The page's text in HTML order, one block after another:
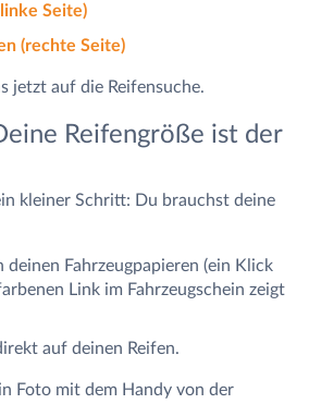
Seite)
(rechte Seite)
jetzt auf die Reifensuche.
Reifengröße ist der
kleiner Schritt: Du brauchst deine
deinen Fahrzeugpapieren (ein Klick
Link im Fahrzeugschein zeigt
auf deinen Reifen.
Foto mit dem Handy von der